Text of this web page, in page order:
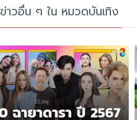
ข่าวอื่น ๆ ใน หมวดบันเทิง